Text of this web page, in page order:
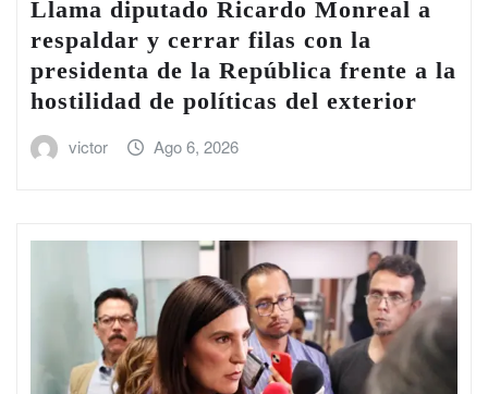
Llama diputado Ricardo Monreal a
respaldar y cerrar filas con la
presidenta de la República frente a la
hostilidad de políticas del exterior
victor Ago 6, 2026